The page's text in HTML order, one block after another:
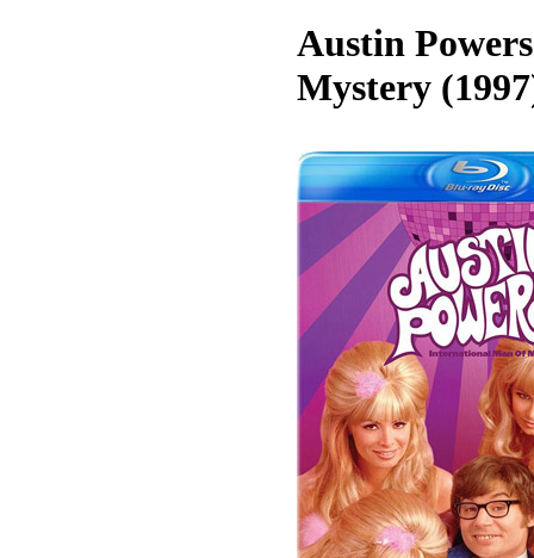
Austin
Mystery